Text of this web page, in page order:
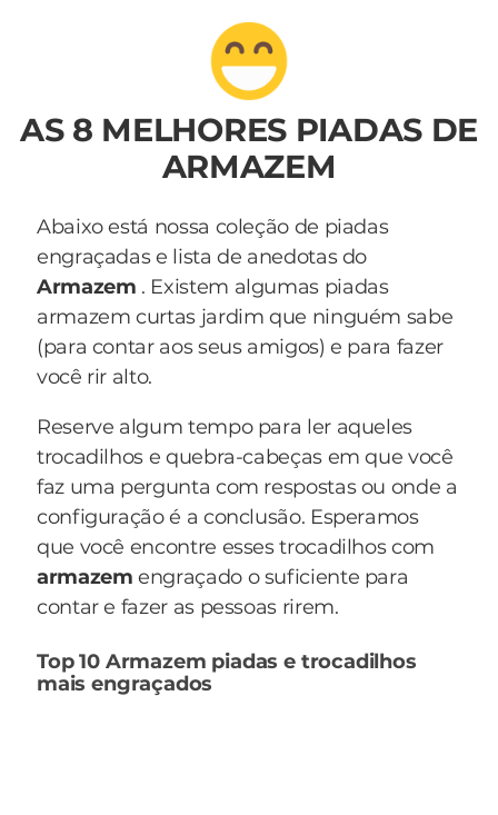
AS 8 MELHORES PIADAS DE
ARMAZEM
Abaixo está nossa coleção de piadas
engraçadas e lista de anedotas do
Armazem . Existem algumas piadas
armazem curtas jardim que ninguém sabe
(para contar aos seus amigos) e para fazer
você rir alto.
Reserve algum tempo para ler aqueles
trocadilhos e quebra-cabeças em que você
faz uma pergunta com respostas ou onde a
configuração é a conclusão. Esperamos
que você encontre esses trocadilhos com
armazemengraçado o suficiente para
contar e fazer as pessoas rirem.
Top 10 Armazem piadas e trocadilhos
mais engraçados